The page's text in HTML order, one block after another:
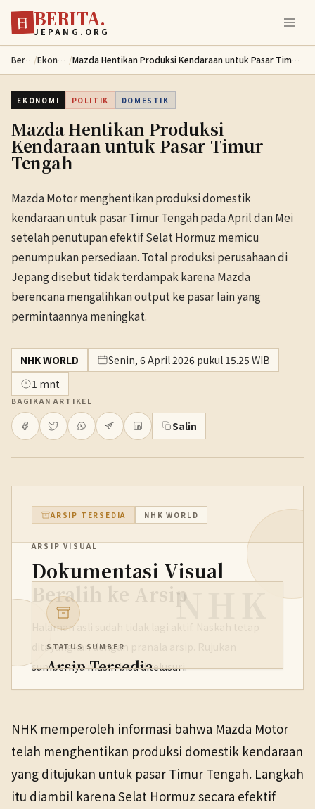
Lewati ke konten utama
日 BERITA.
JEPANG.ORG
Berita/ Ekonomi / Mazda Hentikan Produksi Kendaraan untuk Pasar Timur Tengah
EKONOMI POLITIK DOMESTIK
Mazda Hentikan Produksi
Kendaraan untuk Pasar Timur
Tengah
Mazda Motor menghentikan produksi domestik
kendaraan untuk pasar Timur Tengah pada April dan Mei
setelah penutupan efektif Selat Hormuz memicu
penumpukan persediaan. Total produksi perusahaan di
Jepang disebut tidak terdampak karena Mazda
berencana mengalihkan output ke pasar lain yang
permintaannya meningkat.
NHK WORLD
Senin, 6 April 2026 pukul 15.25 WIB
1 mnt
BAGIKAN ARTIKEL
Salin
ARSIP TERSEDIA NHK WORLD
ARSIP VISUAL
Dokumentasi Visual
Beralih ke Arsip
Halaman asli sudah tidak lagi aktif. Naskah tetap
ditayangkan dengan pranala arsip. Rujukan
sumbernya masih bisa ditelusuri.
NHK
STATUS SUMBER
Arsip Tersedia
TANGGAL SUMBER
6 Apr 2026
Pranala sumber asli tidak lagi tersedia. Buka arsip
NHK memperoleh informasi bahwa Mazda Motor
telah menghentikan produksi domestik kendaraan
yang ditujukan untuk pasar Timur Tengah. Langkah
itu diambil karena Selat Hormuz secara efektif